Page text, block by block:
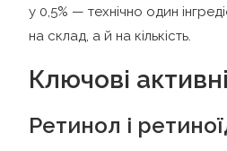
у 0,5% — технічно один
на склад, а й на кількість.
Ключові
Ретинол і